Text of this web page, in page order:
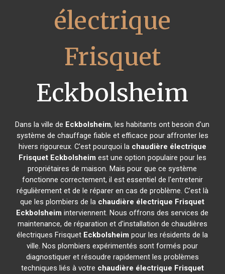
électrique
Frisquet
Eckbolsheim
Dans la ville de Eckbolsheim, les habitants ont besoin d'un
système de chauffage fiable et efficace pour affronter les
hivers rigoureux. C'est pourquoi la chaudière électrique
Frisquet Eckbolsheim est une option populaire pour les
propriétaires de maison. Mais pour que ce système
fonctionne correctement, il est essentiel de l'entretenir
régulièrement et de le réparer en cas de problème. C'est là
que les plombiers de la chaudière électrique Frisquet
Eckbolsheim interviennent. Nous offrons des services de
maintenance, de réparation et d'installation de chaudières
électriques Frisquet Eckbolsheim pour les résidents de la
ville. Nos plombiers expérimentés sont formés pour
diagnostiquer et résoudre rapidement les problèmes
techniques liés à votre chaudière électrique Frisquet